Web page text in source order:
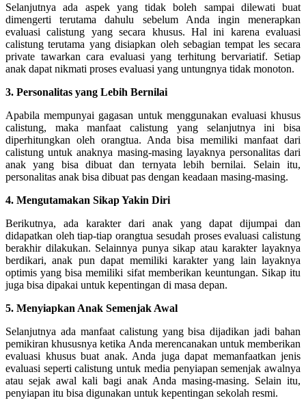
Selanjutnya ada aspek yang tidak boleh sampai dilewati buat
dimengerti terutama dahulu sebelum Anda ingin menerapkan
evaluasi calistung yang secara khusus. Hal ini karena evaluasi
calistung terutama yang disiapkan oleh sebagian tempat les secara
private tawarkan cara evaluasi yang terhitung bervariatif. Setiap
anak dapat nikmati proses evaluasi yang untungnya tidak monoton.
3. Personalitas yang Lebih Bernilai
Apabila mempunyai gagasan untuk menggunakan evaluasi khusus
calistung, maka manfaat calistung yang selanjutnya ini bisa
diperhitungkan oleh orangtua. Anda bisa memiliki manfaat dari
calistung untuk anaknya masing-masing layaknya personalitas dari
anak yang bisa dibuat dan ternyata lebih bernilai. Selain itu,
personalitas anak bisa dibuat pas dengan keadaan masing-masing.
4. Mengutamakan Sikap Yakin Diri
Berikutnya, ada karakter dari anak yang dapat dijumpai dan
didapatkan oleh tiap-tiap orangtua sesudah proses evaluasi calistung
berakhir dilakukan. Selainnya punya sikap atau karakter layaknya
berdikari, anak pun dapat memiliki karakter yang lain layaknya
optimis yang bisa memiliki sifat memberikan keuntungan. Sikap itu
juga bisa dipakai untuk kepentingan di masa depan.
5. Menyiapkan Anak Semenjak Awal
Selanjutnya ada manfaat calistung yang bisa dijadikan jadi bahan
pemikiran khususnya ketika Anda merencanakan untuk memberikan
evaluasi khusus buat anak. Anda juga dapat memanfaatkan jenis
evaluasi seperti calistung untuk media penyiapan semenjak awalnya
atau sejak awal kali bagi anak Anda masing-masing. Selain itu,
penyiapan itu bisa digunakan untuk kepentingan sekolah resmi.